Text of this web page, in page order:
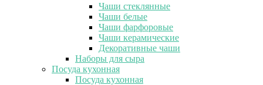
Чаши стеклянные
Чаши белые
Чаши фарфоровые
Чаши керамические
Декоративные чаши
Наборы для сыра
Посуда кухонная
Посуда кухонная